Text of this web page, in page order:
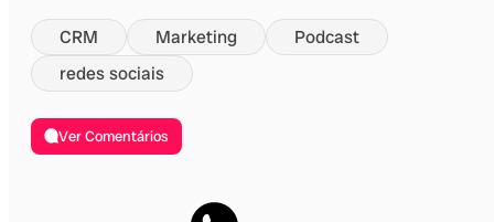
CRM Marketing
Podcast
redes sociais
Ver Comentários